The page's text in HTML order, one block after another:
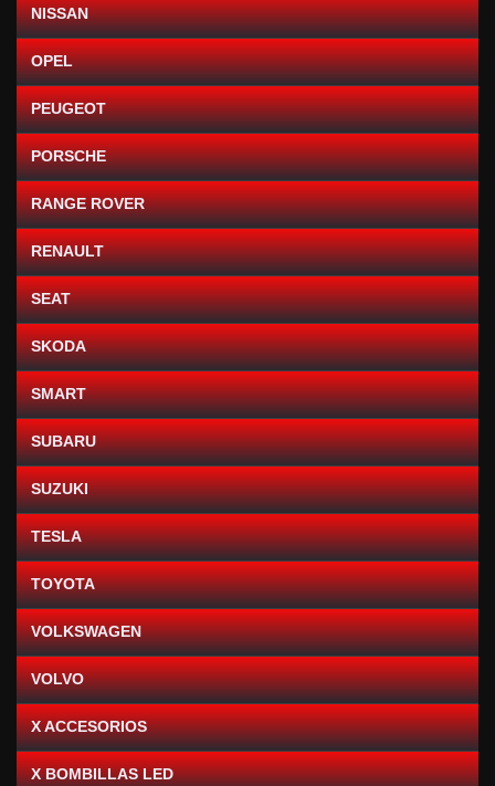
NISSAN
OPEL
PEUGEOT
PORSCHE
RANGE ROVER
RENAULT
SEAT
SKODA
SMART
SUBARU
SUZUKI
TESLA
TOYOTA
VOLKSWAGEN
VOLVO
X ACCESORIOS
X BOMBILLAS LED